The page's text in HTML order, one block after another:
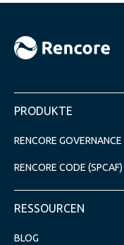
PRODUKTE
RENCORE GOVERNANCE
RENCORE CODE (SPCAF)
RESSOURCEN
BLOG